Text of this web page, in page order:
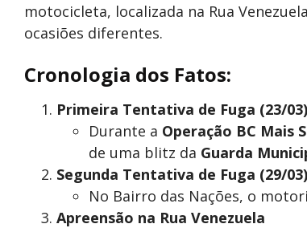
motocicleta, localizada na Rua
ocasiões diferentes.
Cronologia dos Fatos:
Primeira Tentativa de Fuga (23/03)
Durante a Operação BC Mais
de uma blitz da Guarda
Segunda Tentativa de Fuga (29/03)
No Bairro das Nações, o
Apreensão na Rua Venezuela